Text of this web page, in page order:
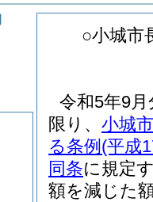
○小城市
令和5年9
限り、 小城
る条例 (平成
同条に規定
額を減じた